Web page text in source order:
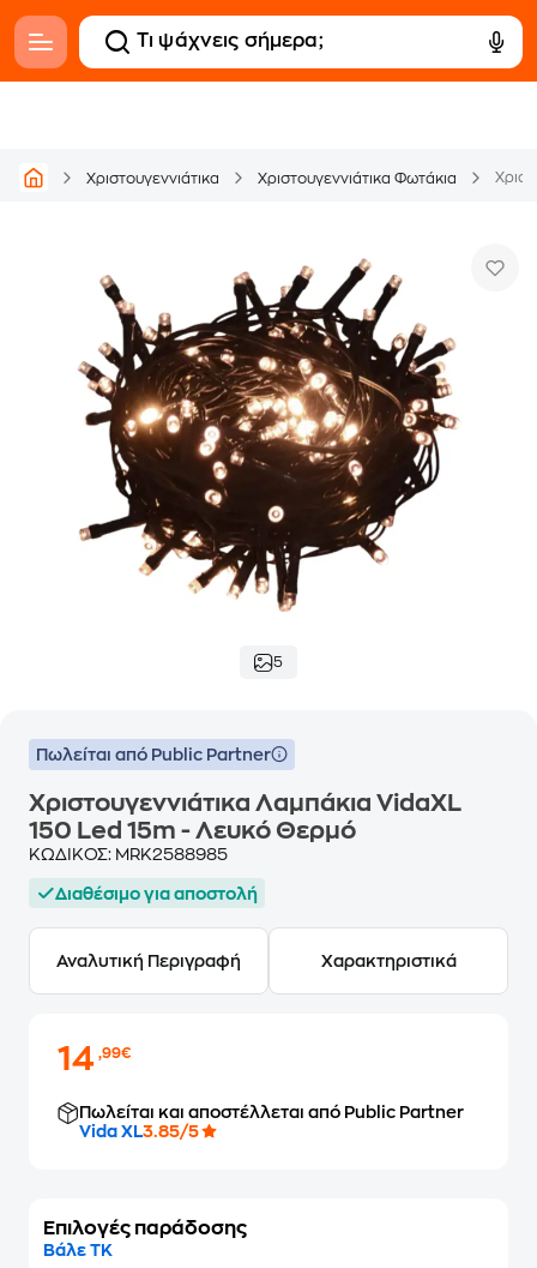
Χριστουγεννιάτικα Χριστουγεννιάτικα Φωτάκια
5
Πωλείται από Public Partner
Χριστουγεννιάτικα Λαμπάκια VidaXL
150 Led 15m - Λευκό Θερμό
ΚΩΔΙΚΟΣ: MRK2588985
Διαθέσιμο για αποστολή
Αναλυτική Περιγραφή Χαρακτηριστικά
14,99€
Πωλείται και αποστέλλεται από Public Partner
Vida XL3.85/5
Επιλογές παράδοσης
Βάλε ΤΚ